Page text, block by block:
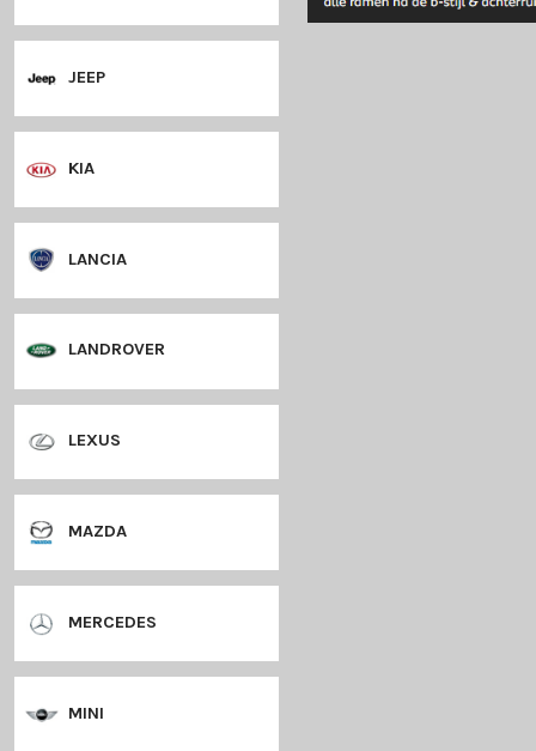
HYUNDAI
JAGUAR
JEEP
KIA